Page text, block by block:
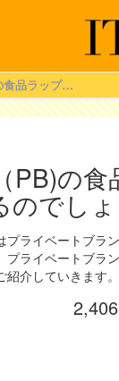
プライベートブランド（PB)の食品ラップには各社、どんな商品があるのでしょうか？
PB)の食
でし
ライベートブラ
ライベートブラ
介していきます。
2,406